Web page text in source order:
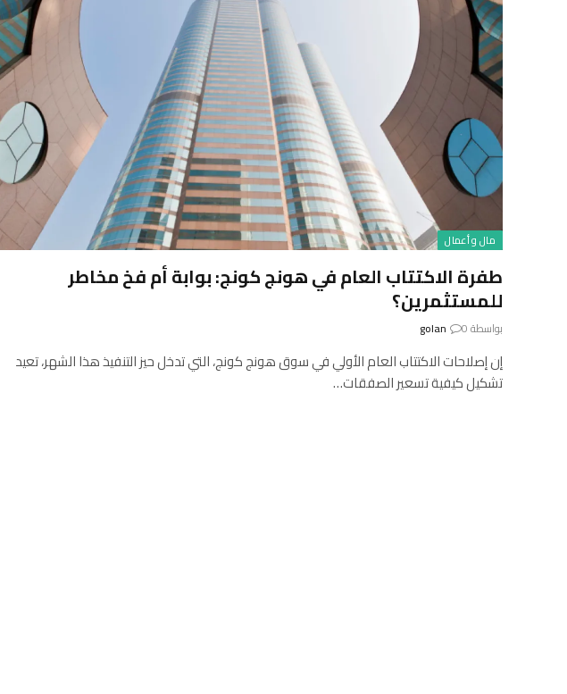
مال و أعمال
طفرة الاكتتاب العام في هونج كونج: بوابة أم فخ مخاطر
للمستثمرين؟
بواسطة golan 0
إن إصلاحات الاكتتاب العام الأولي في سوق هونج كونج، التي تدخل حيز التنفيذ هذا الشهر، تعيد
تشكيل كيفية تسعير الصفقات…